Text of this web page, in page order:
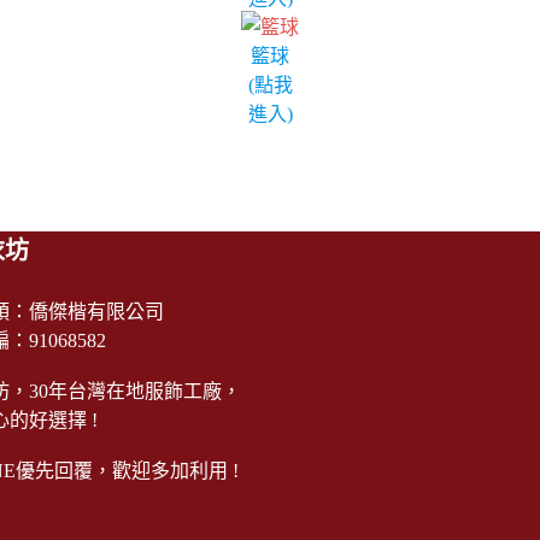
籃球
(點我
進入)
：僑傑楷有限公司
：91068582
，30年台灣在地服飾工廠，
的好選擇 !
優先回覆，歡迎多加利用 !